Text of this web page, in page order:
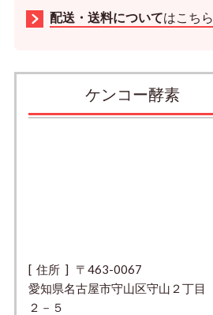
配送・送料についてはこちら
ケンコー酵素
[ 住所 ] 〒463-0067
愛知県名古屋市守山区守山２丁目
２－５